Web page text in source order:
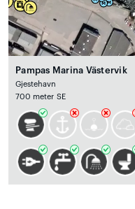
Pampas Marina Västervik
Gjestehavn
700 meter SE